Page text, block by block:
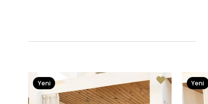
Yeni
Ürün
Yeni
Ürün